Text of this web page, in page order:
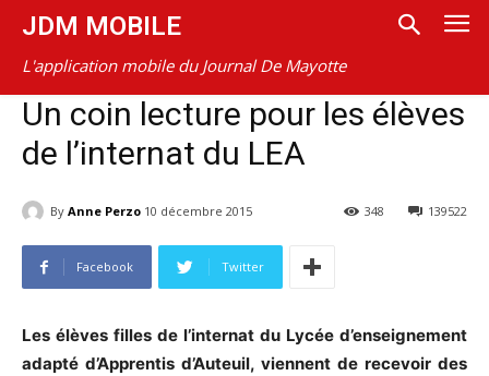
JDM MOBILE
L'application mobile du Journal De Mayotte
Un coin lecture pour les élèves
de l’internat du LEA
By Anne Perzo 10 décembre 2015 139522
348
Facebook Twitter
Les élèves filles de l’internat du Lycée d’enseignement
adapté d’Apprentis d’Auteuil, viennent de recevoir des